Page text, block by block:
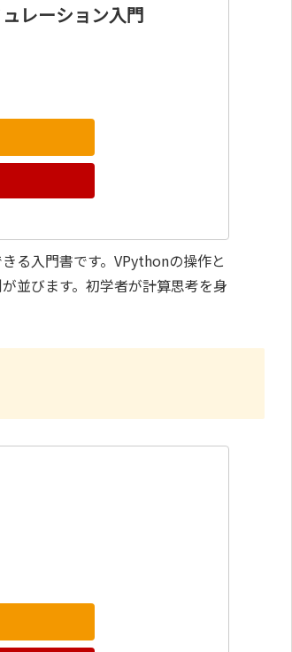
レーション入門
る入門書です。VPythonの操作と
並びます。初学者が計算思考を身